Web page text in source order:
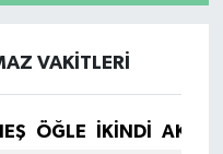
VAKITLERI
ÖĞLE İKINDI